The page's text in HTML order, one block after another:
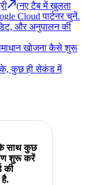
(नए टैब में खुलता
Cloud पार्टनर चुनें.
और अनुपालन की
खोजना कैसे शुरू
के, कुछ ही सेकंड में
साथ कुछ
शुरू करें
की